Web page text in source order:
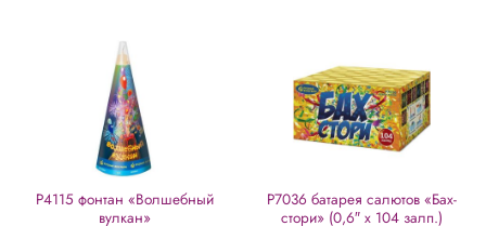
Р4115 фонтан «Волшебный
вулкан»
Р7036 батарея салютов «Бах-
стори» (0,6″ х 104 залп.)